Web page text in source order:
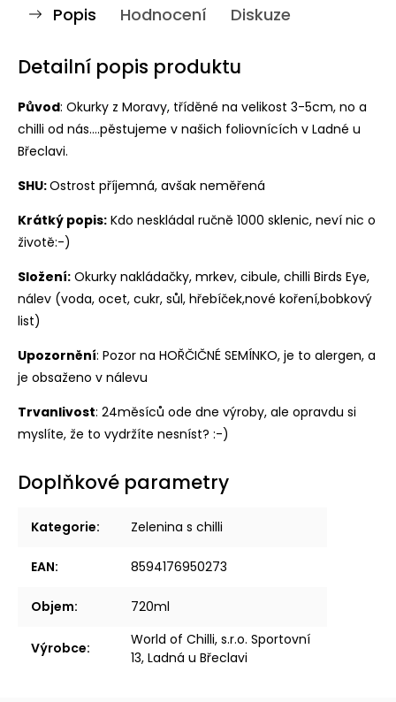
Popis Hodnocení Diskuze
Detailní popis produktu
Původ: Okurky z Moravy, tříděné na velikost 3-5cm, no a
chilli od nás....pěstujeme v našich foliovnících v Ladné u
Břeclavi.
SHU:Ostrost příjemná, avšak neměřená
Krátký popis: Kdo neskládal ručně 1000 sklenic, neví nic o
životě:-)
Složení: Okurky nakládačky, mrkev, cibule, chilli Birds Eye,
nálev (voda, ocet, cukr, sůl, hřebíček,nové koření,bobkový
list)
Upozornění: Pozor na HOŘČIČNÉ SEMÍNKO, je to alergen, a
je obsaženo v nálevu
Trvanlivost: 24měsíců ode dne výroby, ale opravdu si
myslíte, že to vydržíte nesníst? :-)
Doplňkové parametry
Kategorie: Zelenina s chilli
EAN: 8594176950273
Objem: 720ml
Výrobce:
World of Chilli, s.r.o. Sportovní
13, Ladná u Břeclavi